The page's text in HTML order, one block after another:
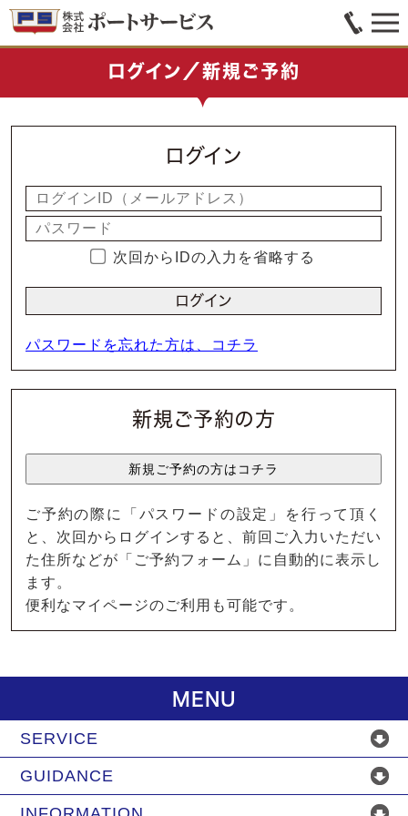
ログイン／新規ご予約
ログイン
次回からIDの入力を省略する
パスワードを忘れた方は、コチラ
新規ご予約の方
ご予約の際に「パスワードの設定」を行って頂く
と、次回からログインすると、前回ご入力いただい
た住所などが「ご予約フォーム」に自動的に表示し
ます。
便利なマイページのご利用も可能です。
MENU
SERVICE
GUIDANCE